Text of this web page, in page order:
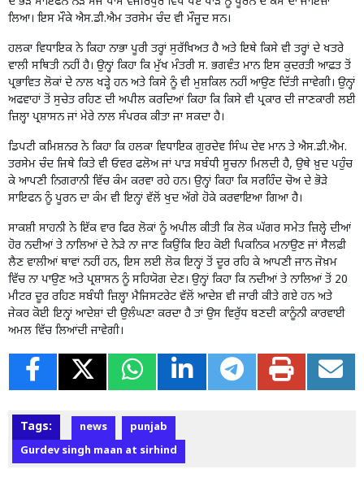
ਲਿਆ। ਇਸ ਮੌਕੇ ਐਸ.ਡੀ.ਐਮ ਤਰਸੇਮ ਚੰਦ ਵੀ ਮੌਜੂਦ ਸਨ।
ਹਲਕਾ ਵਿਧਾਇਕ ਨੇ ਕਿਹਾ ਨਾਭਾ ਪੂਰੀ ਤਰ੍ਹਾਂ ਸੁਰੱਖਿਅਤ ਹੈ ਅਤੇ ਇਥੇ ਕਿਸੇ ਵੀ ਤਰ੍ਹਾਂ ਦੇ ਖਤਰੇ
ਵਾਲੀ ਸਥਿਤੀ ਨਹੀਂ ਹੈ। ਉਨ੍ਹਾਂ ਕਿਹਾ ਕਿ ਮੁੱਖ ਮੰਤਰੀ ਸ. ਭਗਵੰਤ ਮਾਨ ਇਸ ਕੁਦਰਤੀ ਆਫ਼ਤ ਤੋਂ
ਪ੍ਰਭਾਵਿਤ ਲੋਕਾਂ ਦੇ ਨਾਲ ਖੜ੍ਹੇ ਹਨ ਅਤੇ ਕਿਸੇ ਨੂੰ ਵੀ ਮੁਸ਼ਕਿਲ ਨਹੀਂ ਆਉਣ ਦਿੱਤੀ ਜਾਵੇਗੀ। ਉਨ੍ਹਾਂ
ਅਫਵਾਹਾਂ ਤੋਂ ਸੁਚੇਤ ਰਹਿਣ ਦੀ ਅਪੀਲ ਕਰਦਿਆਂ ਕਿਹਾ ਕਿ ਕਿਸੇ ਵੀ ਪ੍ਰਕਾਰ ਦੀ ਜਾਣਕਾਰੀ ਲਈ
ਜ਼ਿਲ੍ਹਾ ਪ੍ਰਸ਼ਾਸਨ ਜਾਂ ਮੇਰੇ ਨਾਲ ਸੰਪਰਕ ਕੀਤਾ ਜਾ ਸਕਦਾ ਹੈ।
ਡਿਪਟੀ ਕਮਿਸ਼ਨਰ ਨੇ ਕਿਹਾ ਕਿ ਹਲਕਾ ਵਿਧਾਇਕ ਗੁਰਦੇਵ ਸਿੰਘ ਦੇਵ ਮਾਨ ਤੇ ਐਸ.ਡੀ.ਐਮ.
ਤਰਸੇਮ ਚੰਦ ਜਿਥੇ ਕਿਤੇ ਵੀ ਓਵਰ ਫਲੋਅ ਜਾਂ ਪਾੜ ਸਬੰਧੀ ਸੂਚਨਾ ਮਿਲਦੀ ਹੈ, ਉਥੇ ਖ਼ੁਦ ਪਹੁੰਚ
ਕੇ ਆਪਣੀ ਨਿਗਰਾਨੀ ਵਿੱਚ ਕੰਮ ਕਰਵਾ ਰਹੇ ਹਨ। ਉਨ੍ਹਾਂ ਕਿਹਾ ਕਿ ਸਰਹਿੰਦ ਚੋਅ ਦੇ ਭੋੜੇ
ਸਾਇਫਨ ਨੂੰ ਪੂਰਨ ਦਾ ਕੰਮ ਵੀ ਇਨ੍ਹਾਂ ਵੱਲੋਂ ਖੁਦ ਅੱਗੇ ਹੋਕੇ ਕਰਵਾਇਆ ਗਿਆ ਹੈ।
ਸਾਕਸ਼ੀ ਸਾਹਨੀ ਨੇ ਇੱਕ ਵਾਰ ਫਿਰ ਲੋਕਾਂ ਨੂੰ ਅਪੀਲ ਕੀਤੀ ਕਿ ਲੋਕ ਘੱਗਰ ਸਮੇਤ ਜ਼ਿਲ੍ਹੇ ਦੀਆਂ
ਹੋਰ ਨਦੀਆਂ ਤੇ ਨਾਲਿਆਂ ਦੇ ਨੇੜੇ ਨਾ ਜਾਣ ਕਿਉਂਕਿ ਇਹ ਕੋਈ ‌ਪਿਕਨਿਕ ਮਨਾਉਣ ਜਾਂ ਸੈਲਫ਼ੀ
ਲੈਣ ਵਾਲੀਆਂ ਥਾਵਾਂ ਨਹੀਂ ਹਨ, ਇਸ ਲਈ ਲੋਕ ਇਨ੍ਹਾਂ ਤੋਂ ਦੂਰ ਰਹਿ ਕੇ ਆਪਣੀ ਜਾਨ ਜੋਖ਼ਮ
ਵਿੱਚ ਨਾ ਪਾਉਣ ਅਤੇ ਪ੍ਰਸ਼ਾਸਨ ਨੂੰ ਸਹਿਯੋਗ ਦੇਣ। ਉਨ੍ਹਾਂ ਕਿਹਾ ਕਿ ਨਦੀਆਂ ਤੇ ਨਾਲਿਆਂ ਤੋਂ 20
ਮੀਟਰ ਦੂਰ ਰਹਿਣ ਸਬੰਧੀ ਜ਼ਿਲ੍ਹਾ ਮੈਜਿਸਟਰੇਟ ਵੱਲੋਂ ਆਦੇਸ਼ ਵੀ ਜਾਰੀ ਕੀਤੇ ਗਏ ਹਨ ਅਤੇ
ਜੇਕਰ ਕੋਈ ਇਨ੍ਹਾਂ ਆਦੇਸ਼ਾਂ ਦੀ ਉਲੰਘਣਾ ਕਰਦਾ ਹੈ ਤਾਂ ਉਸ ਵਿਰੁੱਧ ਬਣਦੀ ਕਾਨੂੰਨੀ ਕਾਰਵਾਈ
ਅਮਲ ਵਿੱਚ ਲਿਆਂਦੀ ਜਾਵੇਗੀ।
Tags: news
punjab
Gurdev singh maan at sirhind